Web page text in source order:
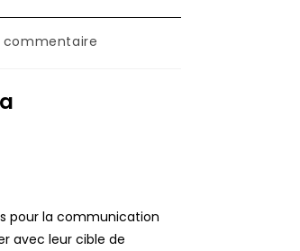
:
commentaire
pour la communication
avec leur cible de